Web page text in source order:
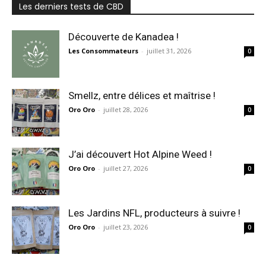
Les derniers tests de CBD
Découverte de Kanadea !
Les Consommateurs - juillet 31, 2026 0
Smellz, entre délices et maîtrise !
Oro Oro - juillet 28, 2026 0
J’ai découvert Hot Alpine Weed !
Oro Oro - juillet 27, 2026 0
Les Jardins NFL, producteurs à suivre !
Oro Oro - juillet 23, 2026 0